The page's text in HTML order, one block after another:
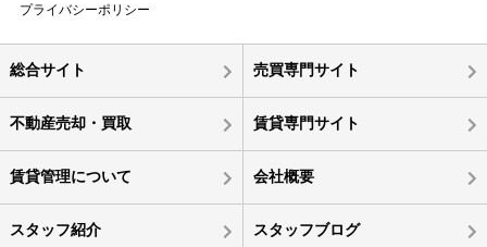
プライバシーポリシー
総合サイト 売買専門サイト
不動産売却・買取 賃貸専門サイト
賃貸管理について 会社概要
スタッフ紹介 スタッフブログ